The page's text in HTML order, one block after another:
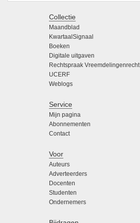
Collectie
Maandblad
KwartaalSignaal
Boeken
Digitale uitgaven
Rechtspraak Vreemdelingenrecht
UCERF
Weblogs
Service
Mijn pagina
Abonnementen
Contact
Voor
Auteurs
Adverteerders
Docenten
Studenten
Ondernemers